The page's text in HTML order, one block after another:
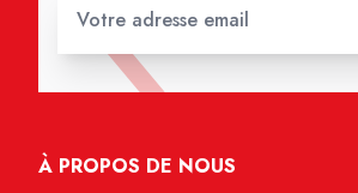
À PROPOS DE NOUS